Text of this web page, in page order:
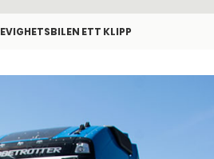
EVIGHETSBILEN ETT KLIPP